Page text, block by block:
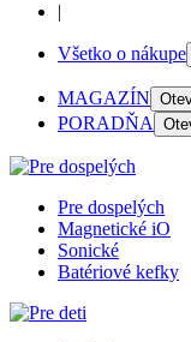
|
Všetko o nákupe
MAGAZÍN
PORADŇA
Pre dospelých
Magnetické iO
Sonické
Batériové kefky